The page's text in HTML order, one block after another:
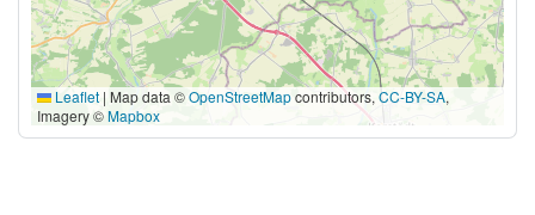
Leaflet | Map data ©OpenStreetMapcontributors, CC-BY-SA,
Imagery ©Mapbox